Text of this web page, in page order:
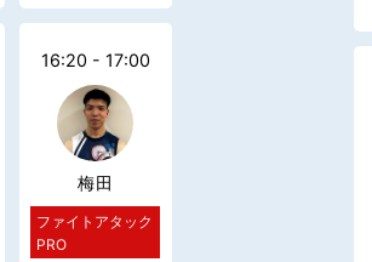
16:20 - 17:00
梅田
ファイトアタック
PRO